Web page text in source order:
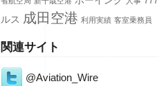
ルス 成田空港 利用実績 客室乗務員
関連サイト
@Aviation_Wire